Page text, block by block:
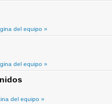
del equipo »
del equipo »
del equipo »